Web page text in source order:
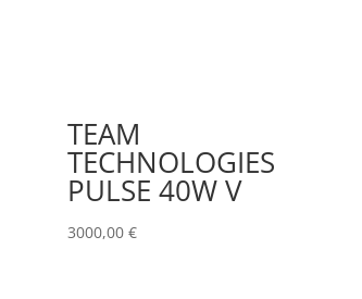
TEAM
TECHNOLOGIES
PULSE 40W V
3000,00 €